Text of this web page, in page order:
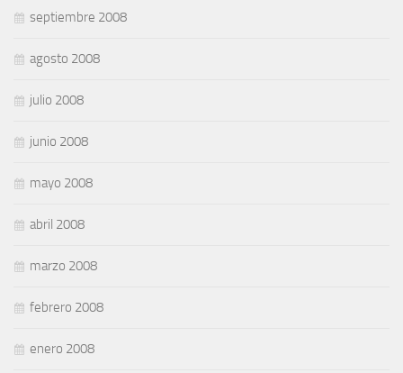
septiembre 2008
agosto 2008
julio 2008
junio 2008
mayo 2008
abril 2008
marzo 2008
febrero 2008
enero 2008